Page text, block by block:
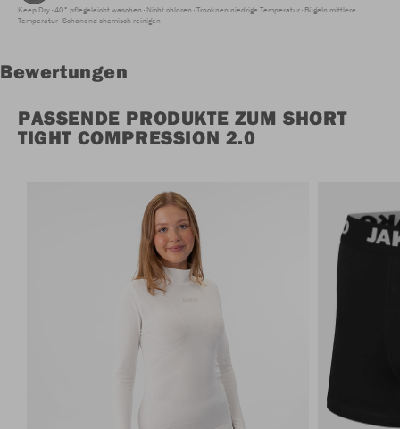
Keep Dry 40° pflegeleicht waschen Nicht chloren Trocknen niedrige Temperatur Bügeln mittlere
Temperatur Schonend chemisch reinigen
Bewertungen
PASSENDE PRODUKTE ZUM SHORT
TIGHT COMPRESSION 2.0